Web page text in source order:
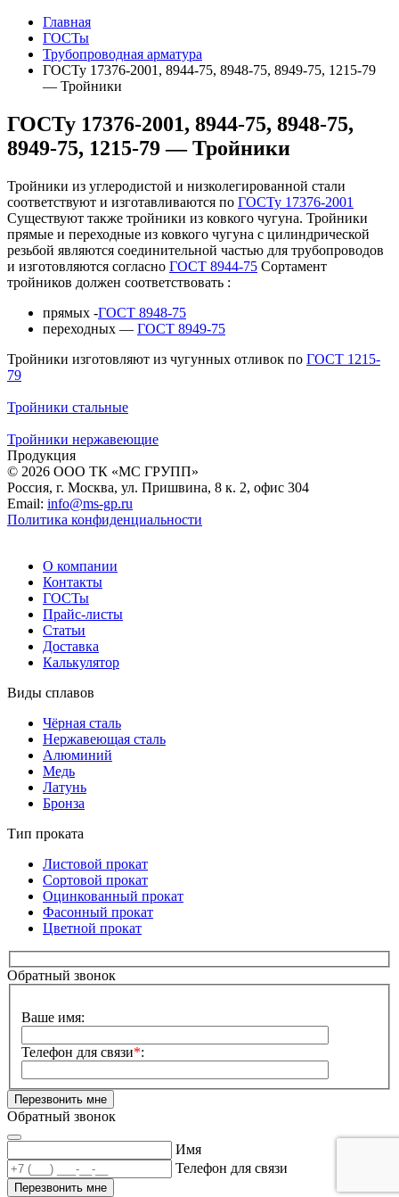
Главная
ГОСТы
Трубопроводная арматура
ГОСТу 17376-2001, 8944-75, 8948-75, 8949-75, 1215-79
— Тройники
ГОСТу 17376-2001, 8944-75, 8948-75,
8949-75, 1215-79 — Тройники
Тройники из углеродистой и низколегированной стали
соответствуют и изготавливаются по ГОСТу 17376-2001
Существуют также тройники из ковкого чугуна. Тройники
прямые и переходные из ковкого чугуна с цилиндрической
резьбой являются соединительной частью для трубопроводов
и изготовляются согласно ГОСТ 8944-75 Сортамент
тройников должен соответствовать :
прямых -ГОСТ 8948-75
переходных — ГОСТ 8949-75
Тройники изготовляют из чугунных отливок по ГОСТ 1215-
79
Тройники стальные
Тройники нержавеющие
Продукция
© 2026 ООО ТК «МС ГРУПП»
Россия, г. Москва, ул. Пришвина, 8 к. 2, офис 304
Email: info@ms-gp.ru
Политика конфиденциальности
О компании
Контакты
ГОСТы
Прайс-листы
Статьи
Доставка
Калькулятор
Виды сплавов
Чёрная сталь
Нержавеющая сталь
Алюминий
Медь
Латунь
Бронза
Тип проката
Листовой прокат
Сортовой прокат
Оцинкованный прокат
Фасонный прокат
Цветной прокат
Обратный звонок
Ваше имя:
Телефон для связи*:
Обратный звонок
Имя
Телефон для связи